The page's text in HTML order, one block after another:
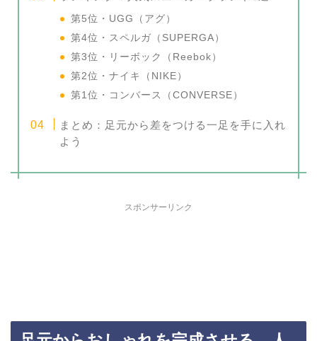
第5位・UGG（アグ）
第4位・スペルガ（SUPERGA）
第3位・リーボック（Reebok）
第2位・ナイキ（NIKE）
第1位・コンバース（CONVERSE）
まとめ：足元から差をつける一足を手に入れ
よう
スポンサーリンク